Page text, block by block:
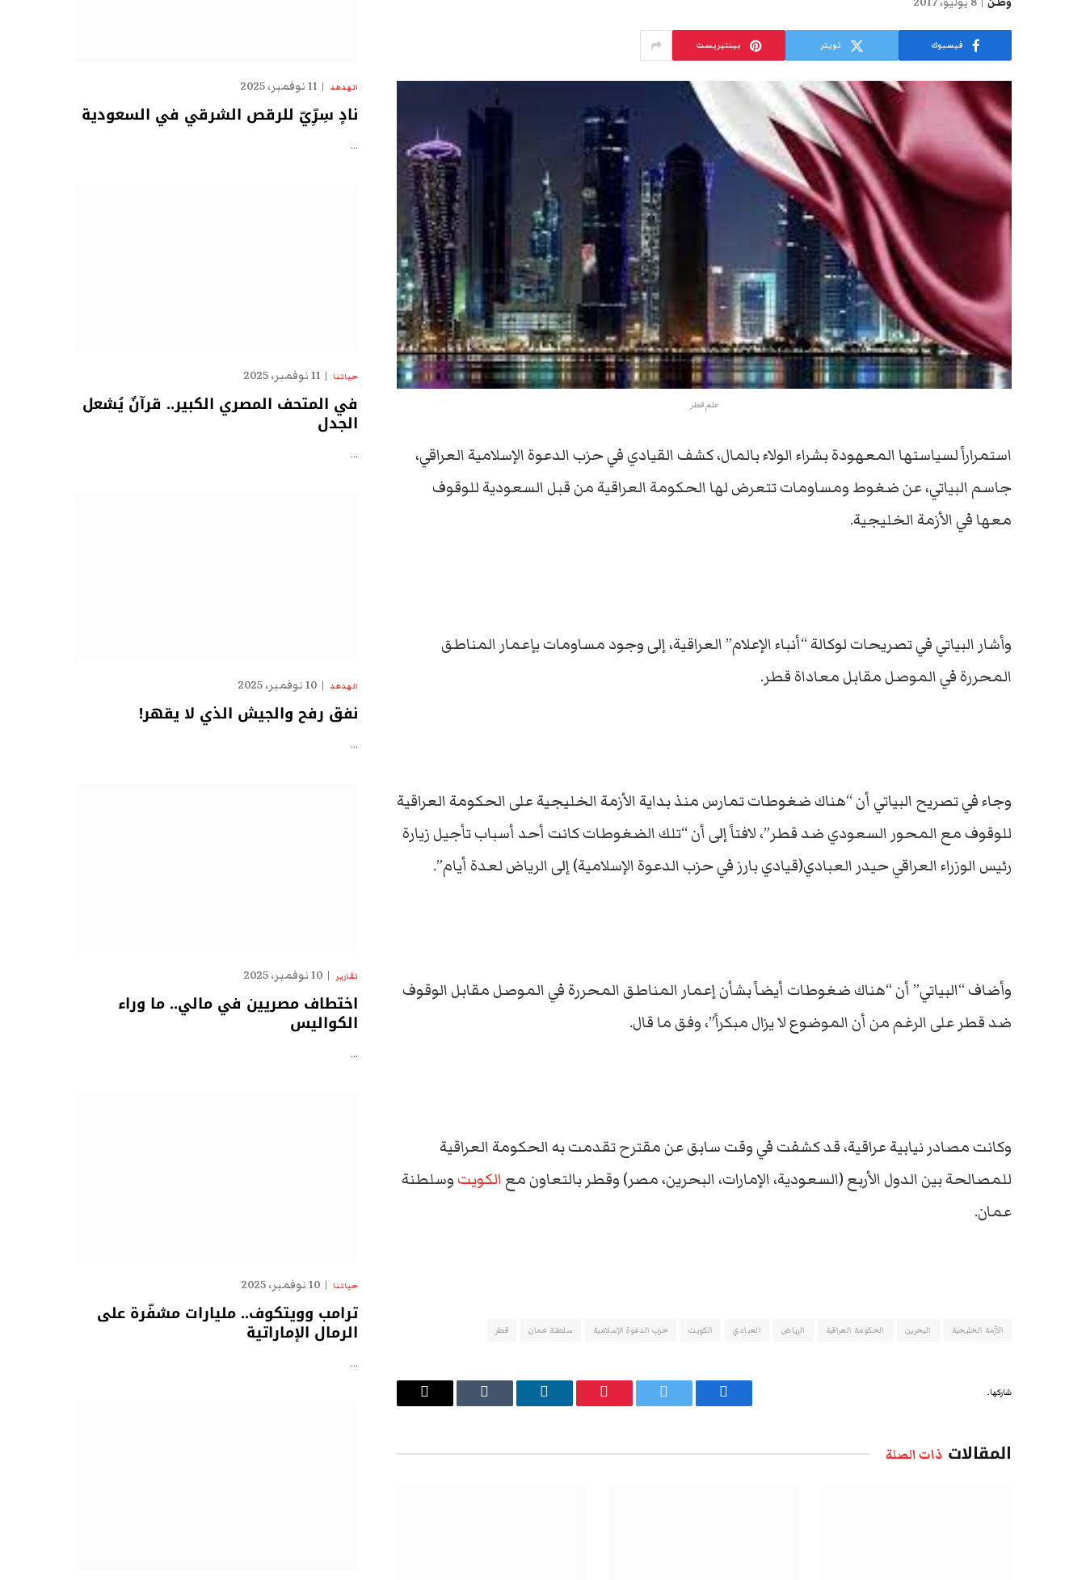
فيسبوك تويتر بينتيريست
علم قطر
استمراراً لسياستها المعهودة بشراء الولاء بالمال، كشف القيادي في حزب الدعوة الإسلامية العراقي،
جاسم البياتي، عن ضغوط ومساومات تتعرض لها الحكومة العراقية من قبل السعودية للوقوف
معها في الأزمة الخليجية.
وأشار البياتي في تصريحات لوكالة “أنباء الإعلام” العراقية، إلى وجود مساومات بإعمار المناطق
المحررة في الموصل مقابل معاداة قطر.
وجاء في تصريح البياتي أن “هناك ضغوطات تمارس منذ بداية الأزمة الخليجية على الحكومة العراقية
للوقوف مع المحور السعودي ضد قطر”، لافتاً إلى أن “تلك الضغوطات كانت أحد أسباب تأجيل زيارة
رئيس الوزراء العراقي حيدر العبادي(قيادي بارز في حزب الدعوة الإسلامية) إلى الرياض لعدة أيام”.
وأضاف “البياتي” أن “هناك ضغوطات أيضاً بشأن إعمار المناطق المحررة في الموصل مقابل الوقوف
ضد قطر على الرغم من أن الموضوع لا يزال مبكراً”، وفق ما قال.
وكانت مصادر نيابية عراقية، قد كشفت في وقت سابق عن مقترح تقدمت به الحكومة العراقية
للمصالحة بين الدول الأربع (السعودية، الإمارات، البحرين، مصر) وقطر بالتعاون مع الكويتوسلطنة
عمان.
الأزمة الخليجية البحرين الحكومة العراقية الرياض العبادي الكويت حزب الدعوة الإسلامية سلطنة عمان قطر
شاركها.
فيسبوك تويتر بينتيريست لينكدإن Tumblr
البريد
المقالات ذات الصلة
الهدهد 11 نوفمبر، 2025
نادٍ سِرِّيّ للرقص الشرقي في السعودية
…
حياتنا 11 نوفمبر، 2025
في المتحف المصري الكبير.. قرآنٌ يُشعل
الجدل
…
الهدهد 10 نوفمبر، 2025
نفق رفح والجيش الذي لا يقهر!
…
تقارير 10 نوفمبر، 2025
اختطاف مصريين في مالي.. ما وراء
الكواليس
…
حياتنا 10 نوفمبر، 2025
ترامب وويتكوف.. مليارات مشفّرة على
الرمال الإماراتية
…